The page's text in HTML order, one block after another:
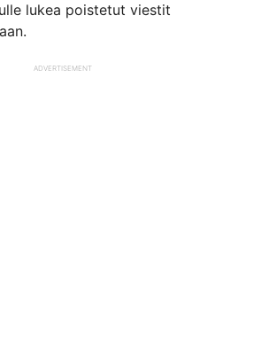
lukea poistetut viestit
ADVERTISEMENT